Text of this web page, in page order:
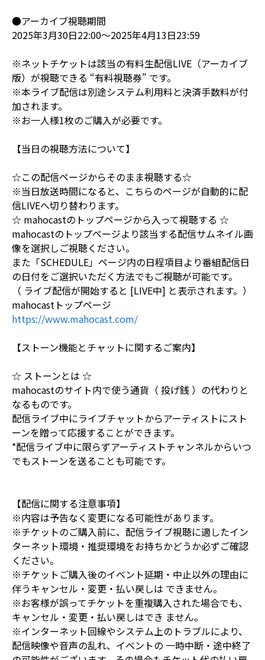
●アーカイブ視聴期間
2025年3月30日22:00～2025年4月13日23:59
※ネットチケットは該当の有料生配信LIVE（アーカイブ
版）が視聴できる “有料視聴券” です。
※本ライブ配信は別途システム利用料と決済手数料が付
加されます。
※お一人様1枚のご購入が必要です。
【当日の視聴方法について】
☆この配信ページからそのまま視聴する☆
※当日放送時間になると、こちらのページが自動的に配
信LIVEへ切り替わります。
☆ mahocastのトップページから入って視聴する ☆
mahocastのトップページより該当する配信サムネイル画
像を選択しご視聴ください。
また「SCHEDULE」ページ内の日程項目より番組配信日
の日付をご選択いただく方法でもご視聴が可能です。
（ ライブ配信が開始すると [LIVE中] と表示されます。）
mahocastトップページ
https://www.mahocast.com/
【ストーン機能とチャットに関するご案内】
☆ ストーンとは ☆
mahocastのサイト内で使う通貨（ 投げ銭 ）の代わりと
なるものです。
配信ライブ中にライブチャットからアーティストにスト
ーンを贈って応援することができます。
*配信ライブ中に限らずアーティストチャンネルからいつ
でもストーンを送ることも可能です。
【配信に関する注意事項】
※内容は予告なく変更になる可能性があります。
※チケットのご購入前に、配信ライブ視聴に適したイン
ターネット環境・推奨環境をお持ちかどうか必ずご確認
ください。
※チケットご購入後のイベント延期・中止以外の理由に
伴うキャンセル・変更・払い戻しは できません。
※お客様が誤ってチケットを重複購入された場合でも、
キャンセル・変更・払い戻しはでき ません。
※インターネット回線やシステム上のトラブルにより、
配信映像や音声の乱れ、イベントの 一時中断・途中終了